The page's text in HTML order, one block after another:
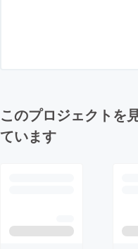
このプロジェクトを
ています